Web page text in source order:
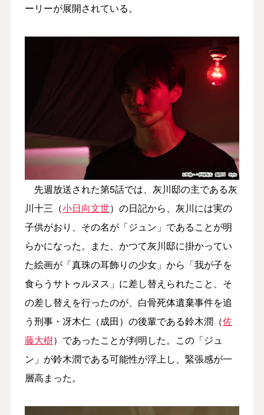
ーリーが展開されている。
先週放送された第5話では、灰川邸の主である灰
川十三（小日向文世）の日記から、灰川には実の
子供がおり、その名が「ジュン」であることが明
らかになった。また、かつて灰川邸に掛かってい
た絵画が「真珠の耳飾りの少女」から「我が子を
食らうサトゥルヌス」に差し替えられたこと、そ
の差し替えを行ったのが、白骨死体遺棄事件を追
う刑事・冴木仁（成田）の後輩である鈴木潤（佐
藤大樹）であったことが判明した。この「ジュ
ン」が鈴木潤である可能性が浮上し、緊張感が一
層高まった。